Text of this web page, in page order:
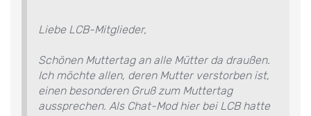
Liebe LCB-Mitglieder,
Schönen Muttertag an alle Mütter da draußen.
Ich möchte allen, deren Mutter verstorben ist,
einen besonderen Gruß zum Muttertag
aussprechen. Als Chat-Mod hier bei LCB hatte